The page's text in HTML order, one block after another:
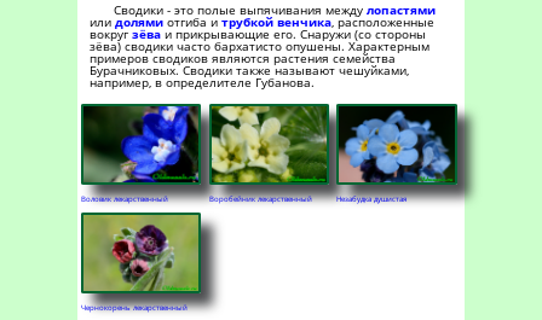
Сводики - это полые выпячивания между лопастями
или долями отгиба и трубкой венчика, расположенные
вокруг зёва и прикрывающие его. Снаружи (со стороны
зёва) сводики часто бархатисто опушены. Характерным
примеров сводиков являются растения семейства
Бурачниковых. Сводики также называют чешуйками,
например, в определителе Губанова.
Воловик лекарственный Воробейник лекарственный Незабудка душистая
Чернокорень лекарственный